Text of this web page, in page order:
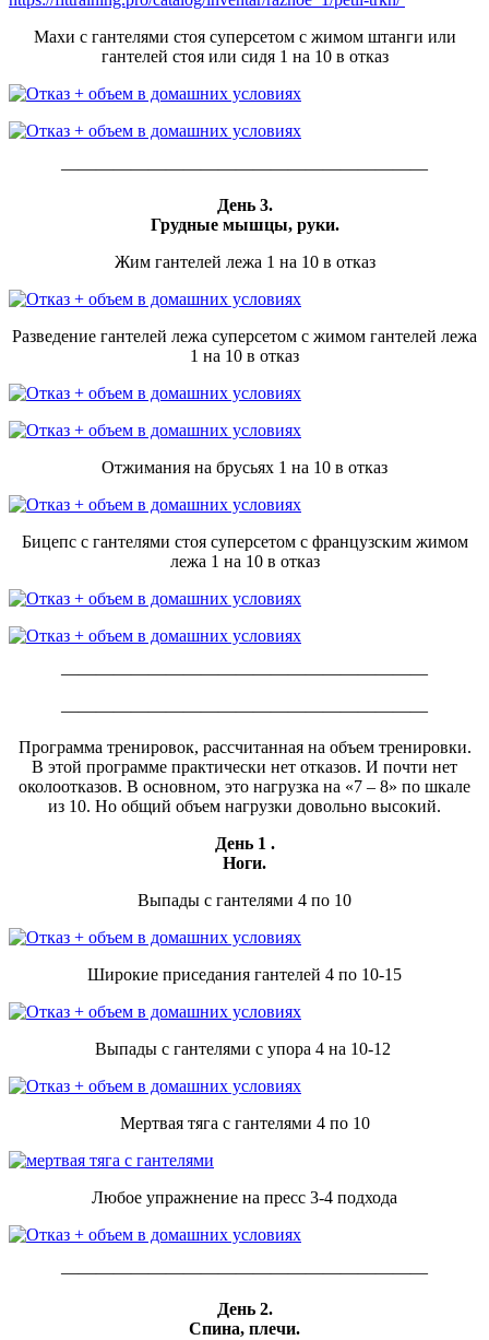
Махи с гантелями стоя суперсетом с жимом штанги или
гантелей стоя или сидя 1 на 10 в отказ
—————————————————————
День 3.
Грудные мышцы, руки.
Жим гантелей лежа 1 на 10 в отказ
Разведение гантелей лежа суперсетом с жимом гантелей лежа
1 на 10 в отказ
Отжимания на брусьях 1 на 10 в отказ
Бицепс с гантелями стоя суперсетом с французским жимом
лежа 1 на 10 в отказ
—————————————————————
—————————————————————
Программа тренировок, рассчитанная на объем тренировки.
В этой программе практически нет отказов. И почти нет
околоотказов. В основном, это нагрузка на «7 – 8» по шкале
из 10. Но общий объем нагрузки довольно высокий.
День 1 .
Ноги.
Выпады с гантелями 4 по 10
Широкие приседания гантелей 4 по 10-15
Выпады с гантелями с упора 4 на 10-12
Мертвая тяга с гантелями 4 по 10
Любое упражнение на пресс 3-4 подхода
—————————————————————
День 2.
Спина, плечи.